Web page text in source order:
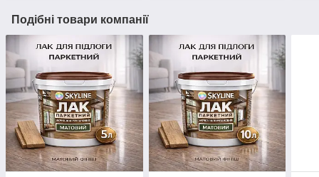
Подібні товари компанії